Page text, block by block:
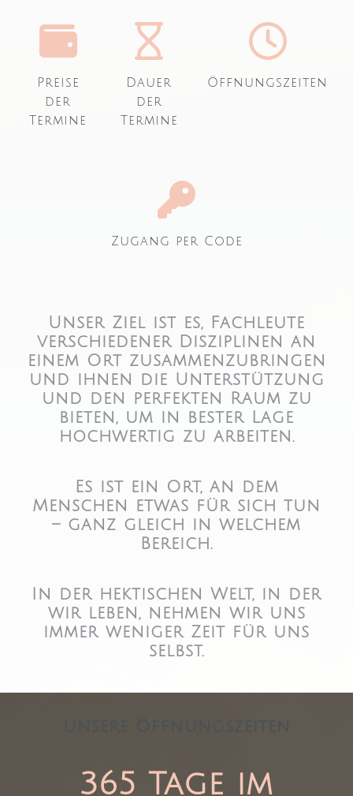
Preise
der
Termine
Dauer
der
Termine
Öffnungszeiten
Zugang per Code
Unser Ziel ist es, Fachleute
verschiedener Disziplinen an
einem Ort zusammenzubringen
und ihnen die Unterstützung
und den perfekten Raum zu
bieten, um in bester Lage
hochwertig zu arbeiten.
Es ist ein Ort, an dem
Menschen etwas für sich tun
– ganz gleich in welchem
Bereich.
In der hektischen Welt, in der
wir leben, nehmen wir uns
immer weniger Zeit für uns
selbst.
Unsere Öffnungszeiten
365 Tage im